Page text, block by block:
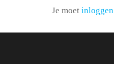
Je moet inloggen